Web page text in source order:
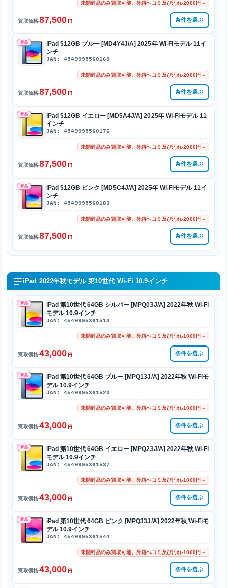
未開封品のみ買取可能。外箱ヘコミ及び汚れ-2000円～
買取価格87,500 円 条件を選ぶ
新品
iPad 512GB ブルー [MD4Y4J/A] 2025年 Wi-Fiモデル 11イ
ンチ
JAN: 4549995560169
未開封品のみ買取可能。外箱ヘコミ及び汚れ-2000円～
買取価格87,500 円 条件を選ぶ
新品
iPad 512GB イエロー [MD5A4J/A] 2025年 Wi-Fiモデル 11
インチ
JAN: 4549995560176
未開封品のみ買取可能。外箱ヘコミ及び汚れ-2000円～
買取価格87,500 円 条件を選ぶ
新品
iPad 512GB ピンク [MD5C4J/A] 2025年 Wi-Fiモデル 11イ
ンチ
JAN: 4549995560183
未開封品のみ買取可能。外箱ヘコミ及び汚れ-2000円～
買取価格87,500 円 条件を選ぶ
iPad 2022年秋モデル 第10世代 Wi-Fi 10.9インチ
新品
iPad 第10世代 64GB シルバー [MPQ03J/A] 2022年秋 Wi-Fi
モデル 10.9インチ
JAN: 4549995361513
未開封品のみ買取可能。外箱ヘコミ及び汚れ-1000円～
買取価格43,000 円 条件を選ぶ
新品
iPad 第10世代 64GB ブルー [MPQ13J/A] 2022年秋 Wi-Fiモ
デル 10.9インチ
JAN: 4549995361520
未開封品のみ買取可能。外箱ヘコミ及び汚れ-1000円～
買取価格43,000 円 条件を選ぶ
新品
iPad 第10世代 64GB イエロー [MPQ23J/A] 2022年秋 Wi-Fi
モデル 10.9インチ
JAN: 4549995361537
未開封品のみ買取可能。外箱ヘコミ及び汚れ-1000円～
買取価格43,000 円 条件を選ぶ
新品
iPad 第10世代 64GB ピンク [MPQ33J/A] 2022年秋 Wi-Fiモ
デル 10.9インチ
JAN: 4549995361544
未開封品のみ買取可能。外箱ヘコミ及び汚れ-1000円～
買取価格43,000 円 条件を選ぶ